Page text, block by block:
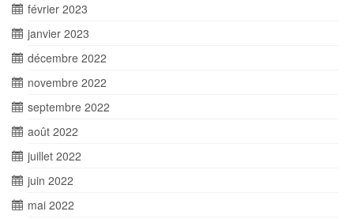
février 2023
janvier 2023
décembre 2022
novembre 2022
septembre 2022
août 2022
juillet 2022
juin 2022
mai 2022